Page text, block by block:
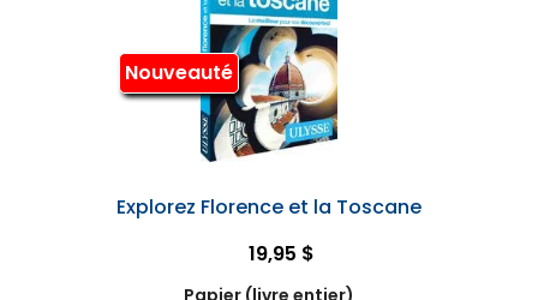
Nouveauté
Explorez Florence et la Toscane
19,95 $
Papier (livre entier)